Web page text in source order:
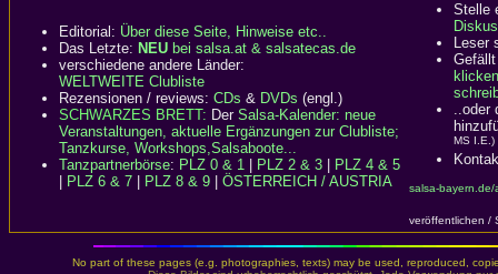
Editorial: Über diese Seite, Hinweise etc..
Das Letzte: NEU bei salsa.at & salsatecas.de
verschiedene andere Länder:
WELTWEITE Clubliste
Rezensionen / reviews: CDs & DVDs (engl.)
SCHWARZES BRETT: Der Salsa-Kalender: neue
Veranstaltungen, aktuelle Ergänzungen zur Clubliste;
Tanzkurse, Workshops,Salsaboote...
Tanzpartnerbörse: PLZ 0 & 1 PLZ 2 & 3
PLZ 4 & 5
PLZ 6 & 7 PLZ 8 & 9 ÖSTERREICH / AUSTRIA
Stelle
Leser
klicken
..oder
MS I.E.)
salsa-
veröffentlichen /
No part of these pages (e.g. photographies, texts) may be used, reproduced,